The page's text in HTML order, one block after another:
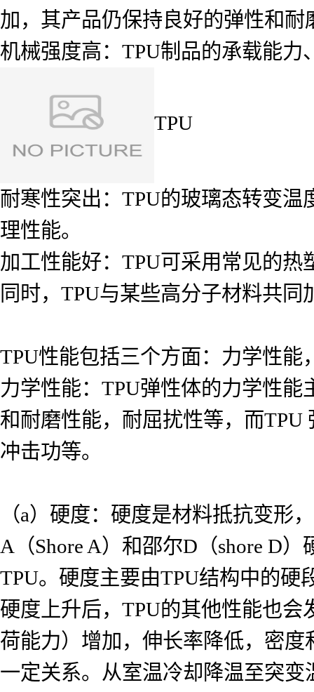
加，其产品仍保持良好的弹性和耐
机械强度高：TPU制品的承载能
TPU
耐寒性突出：TPU的玻璃态转变
理性能。
加工性能好：TPU可采用常见的
同时，TPU与某些高分子材料共
TPU性能包括三个方面：力学性能
力学性能：TPU弹性体的力学性
和耐磨性能，耐屈扰性等，而
冲击功等。
（a）硬度：硬度是材料抵抗变形
A（Shore A）和邵尔D（shore D
TPU。硬度主要由TPU结构中的硬
硬度上升后，TPU的其他性能也
荷能力）增加，伸长率降低，密
一定关系。从室温冷却降温至突